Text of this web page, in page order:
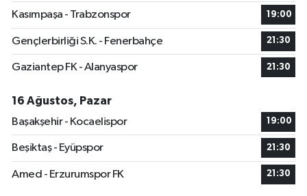
Kasımpaşa - Trabzonspor 19:00
Gençlerbirliği S.K. - Fenerbahçe 21:30
Gaziantep FK - Alanyaspor 21:30
16 Ağustos, Pazar
Başakşehir - Kocaelispor
19:00
Beşiktaş - Eyüpspor 21:30
Amed - Erzurumspor FK 21:30